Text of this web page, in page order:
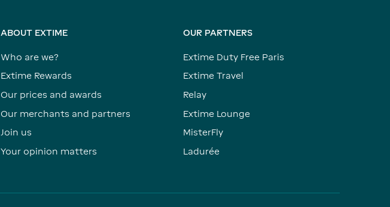
ABOUT EXTIME
Who are we?
Extime Rewards
Our prices and awards
Our merchants and partners
Join us
Your opinion matters
OUR PARTNERS
Extime Duty Free Paris
Extime Travel
Relay
Extime Lounge
MisterFly
Ladurée